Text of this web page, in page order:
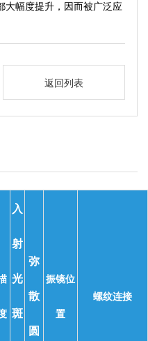
大幅度提升，因而被广泛应
返回列表
入
射
光
斑
弥
散
圆
振镜位
置
螺纹连接